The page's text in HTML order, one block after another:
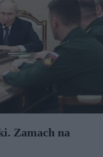
Zamach na